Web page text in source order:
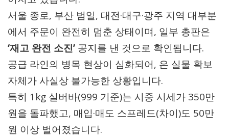
서울 종로, 부산 범일, 대전·대구·광주 지역 대부분
에서 주문이 완전히 멈춘 상태이며, 일부 총판은
‘재고 완전 소진’ 공지를 낸 것으로 확인됩니다.
공급 라인의 병목 현상이 심화되어, 은 실물 확보
자체가 사실상 불가능한 상황입니다.
특히 1kg 실버바(999 기준)는 시중 시세가 350만
원을 돌파했고, 매입·매도 스프레드(차이)도 50만
원 이상 벌어졌습니다.